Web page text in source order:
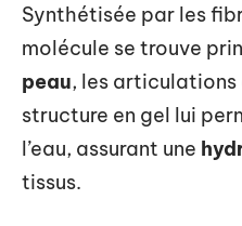
Synthétisée par les
molécule se trouve
peau, les articulations
structure en gel lui
l’eau, assurant une
tissus.